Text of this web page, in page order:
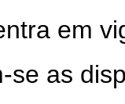
em
se as